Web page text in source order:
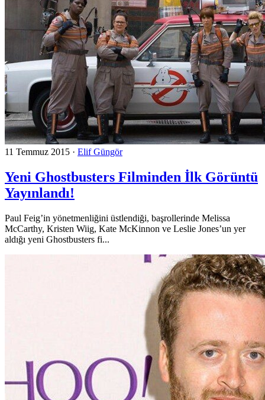
11 Temmuz 2015 · Elif Güngör
Yeni Ghostbusters Filminden İlk Görüntü
Yayınlandı!
Paul Feig’in yönetmenliğini üstlendiği, başrollerinde Melissa
McCarthy, Kristen Wiig, Kate McKinnon ve Leslie Jones’un yer
aldığı yeni Ghostbusters fi...